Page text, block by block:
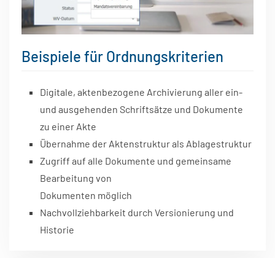
Beispiele für Ordnungskriterien
Digitale, aktenbezogene Archivierung aller ein-
und ausgehenden Schriftsätze und Dokumente
zu einer Akte
Übernahme der Aktenstruktur als Ablagestruktur
Zugriff auf alle Dokumente und gemeinsame
Bearbeitung von
Dokumenten möglich
Nachvollziehbarkeit durch Versionierung und
Historie